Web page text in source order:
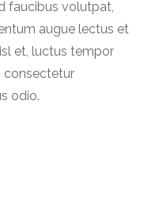
faucibus volutpat,
augue lectus et
et, luctus tempor
consectetur
odio.